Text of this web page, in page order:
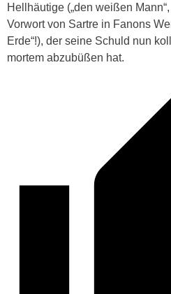
Hellhäutige („den weißen
Vorwort von Sartre in Fanons
Erde“!), der seine Schuld nun
mortem abzubüßen hat.